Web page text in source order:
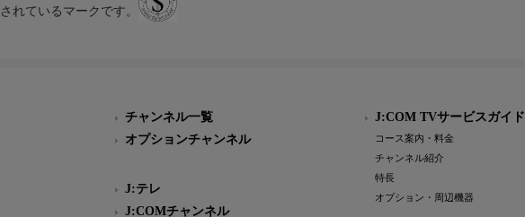
れているマークです。
チャンネル一覧
オプションチャンネル
J:テレ
J:COMチャンネル
J:COM TVサービスガイド
コース案内・料金
チャンネル紹介
特長
オプション・周辺機器